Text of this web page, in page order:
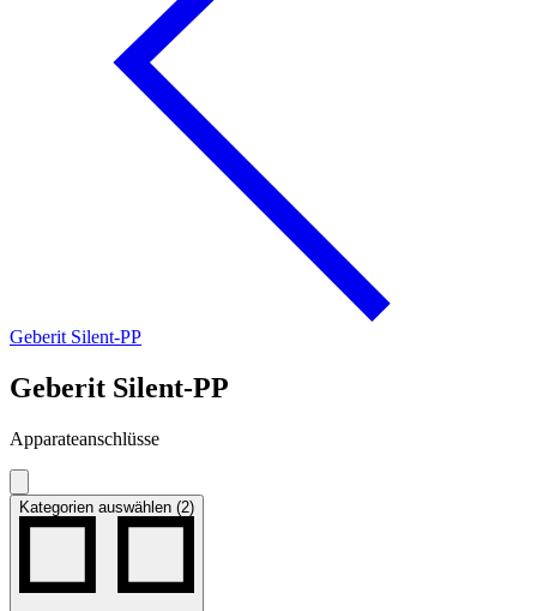
Geberit Silent-PP
Geberit Silent-PP
Apparateanschlüsse
Kategorien auswählen (2)